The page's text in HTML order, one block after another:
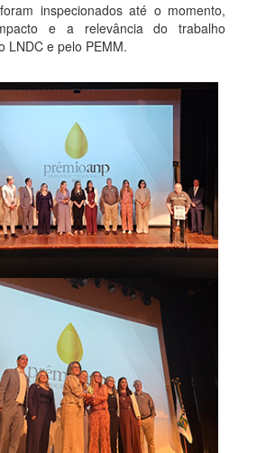
inspecionados até o momento,
e a relevância do trabalho
LNDC e pelo PEMM.